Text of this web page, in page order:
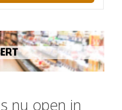
nu open in